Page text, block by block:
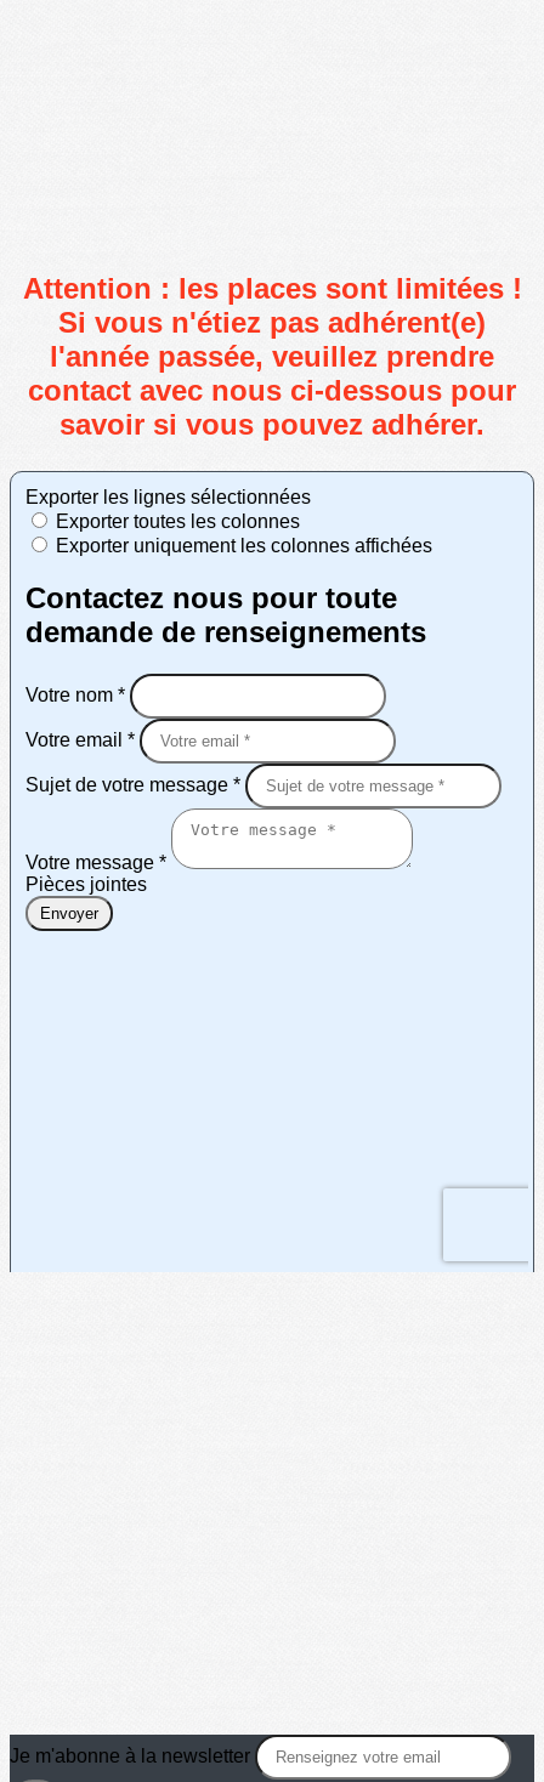
Attention : les places sont limitées !
Si vous n'étiez pas adhérent(e)
l'année passée, veuillez prendre
contact avec nous ci-dessous pour
savoir si vous pouvez adhérer.
Je m'abonne à la newsletter